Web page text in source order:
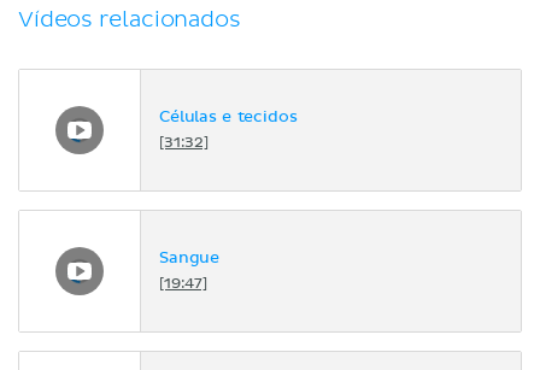
Vídeos relacionados
Células e tecidos
[31:32]
Sangue
[19:47]